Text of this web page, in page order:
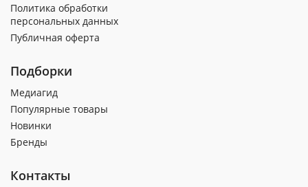
Политика обработки
персональных данных
Публичная оферта
Подборки
Медиагид
Популярные товары
Новинки
Бренды
Контакты